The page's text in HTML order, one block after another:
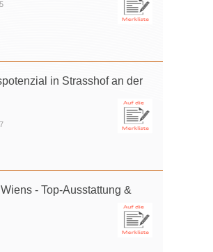
in Strasshof an der
- Top-Ausstattung &